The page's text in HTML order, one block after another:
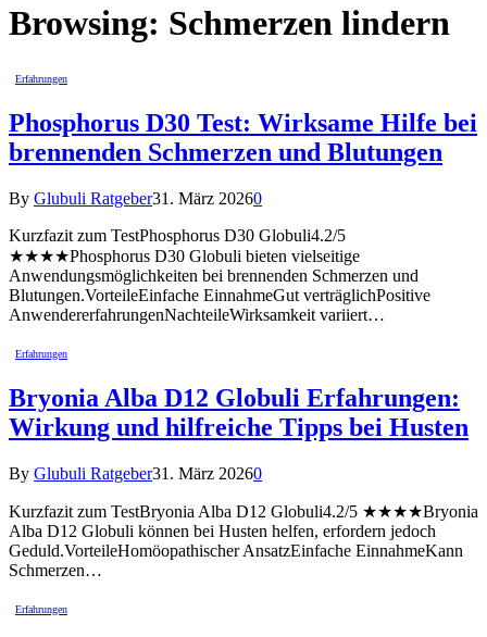
Browsing: Schmerzen lindern
Erfahrungen
Phosphorus D30 Test: Wirksame Hilfe bei
brennenden Schmerzen und Blutungen
By Glubuli Ratgeber31. März 20260
Kurzfazit zum TestPhosphorus D30 Globuli4.2/5
★★★★Phosphorus D30 Globuli bieten vielseitige
Anwendungsmöglichkeiten bei brennenden Schmerzen und
Blutungen.VorteileEinfache EinnahmeGut verträglichPositive
AnwendererfahrungenNachteileWirksamkeit variiert…
Erfahrungen
Bryonia Alba D12 Globuli Erfahrungen:
Wirkung und hilfreiche Tipps bei Husten
By Glubuli Ratgeber31. März 20260
Kurzfazit zum TestBryonia Alba D12 Globuli4.2/5 ★★★★Bryonia
Alba D12 Globuli können bei Husten helfen, erfordern jedoch
Geduld.VorteileHomöopathischer AnsatzEinfache EinnahmeKann
Schmerzen…
Erfahrungen